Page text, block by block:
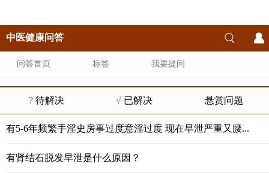
中医健康问答
问答首页 标签 我要提问
？ 待解决 √ 已解决 悬赏问题
有5-6年频繁手淫史房事过度意淫过度 现在早泄严重又腰...
有肾结石脱发早泄是什么原因？